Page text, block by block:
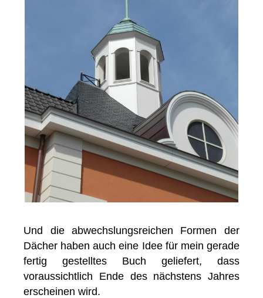
Und die abwechslungsreichen Formen der
Dächer haben auch eine Idee für mein gerade
fertig gestelltes Buch geliefert, dass
voraussichtlich Ende des nächstens Jahres
erscheinen wird.